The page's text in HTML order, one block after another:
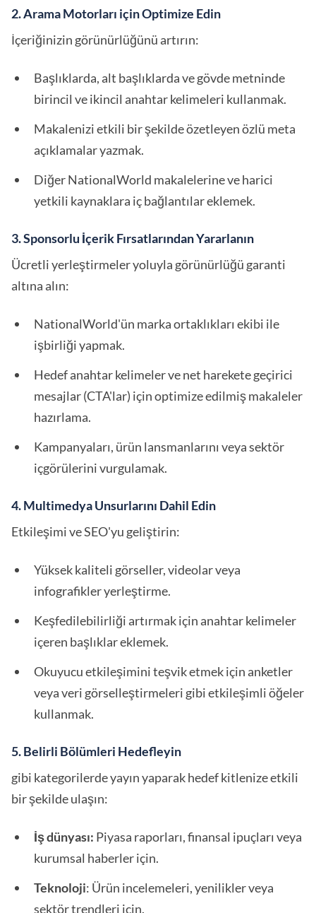
2. Arama Motorları için Optimize Edin
İçeriğinizin görünürlüğünü artırın:
Başlıklarda, alt başlıklarda ve gövde metninde
birincil ve ikincil anahtar kelimeleri kullanmak.
Makalenizi etkili bir şekilde özetleyen özlü meta
açıklamalar yazmak.
Diğer NationalWorld makalelerine ve harici
yetkili kaynaklara iç bağlantılar eklemek.
3. Sponsorlu İçerik Fırsatlarından Yararlanın
Ücretli yerleştirmeler yoluyla görünürlüğü garanti
altına alın:
NationalWorld'ün marka ortaklıkları ekibi ile
işbirliği yapmak.
Hedef anahtar kelimeler ve net harekete geçirici
mesajlar (CTA'lar) için optimize edilmiş makaleler
hazırlama.
Kampanyaları, ürün lansmanlarını veya sektör
içgörülerini vurgulamak.
4. Multimedya Unsurlarını Dahil Edin
Etkileşimi ve SEO'yu geliştirin:
Yüksek kaliteli görseller, videolar veya
infografikler yerleştirme.
Keşfedilebilirliği artırmak için anahtar kelimeler
içeren başlıklar eklemek.
Okuyucu etkileşimini teşvik etmek için anketler
veya veri görselleştirmeleri gibi etkileşimli öğeler
kullanmak.
5. Belirli Bölümleri Hedefleyin
gibi kategorilerde yayın yaparak hedef kitlenize etkili
bir şekilde ulaşın:
İş dünyası: Piyasa raporları, finansal ipuçları veya
kurumsal haberler için.
Teknoloji: Ürün incelemeleri, yenilikler veya
sektör trendleri için.